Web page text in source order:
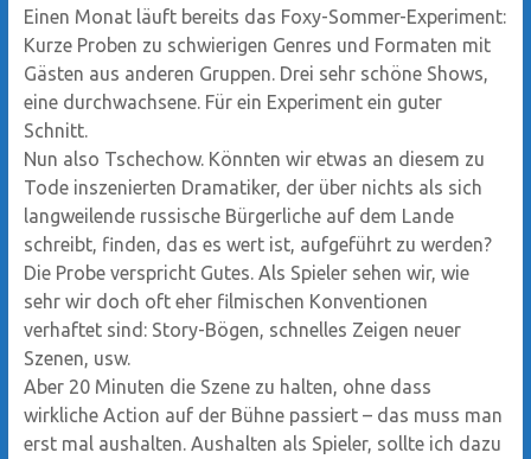
Einen Monat läuft bereits das Foxy-Sommer-Experiment:
Kurze Proben zu schwierigen Genres und Formaten mit
Gästen aus anderen Gruppen. Drei sehr schöne Shows,
eine durchwachsene. Für ein Experiment ein guter
Schnitt.
Nun also Tschechow. Könnten wir etwas an diesem zu
Tode inszenierten Dramatiker, der über nichts als sich
langweilende russische Bürgerliche auf dem Lande
schreibt, finden, das es wert ist, aufgeführt zu werden?
Die Probe verspricht Gutes. Als Spieler sehen wir, wie
sehr wir doch oft eher filmischen Konventionen
verhaftet sind: Story-Bögen, schnelles Zeigen neuer
Szenen, usw.
Aber 20 Minuten die Szene zu halten, ohne dass
wirkliche Action auf der Bühne passiert – das muss man
erst mal aushalten. Aushalten als Spieler, sollte ich dazu